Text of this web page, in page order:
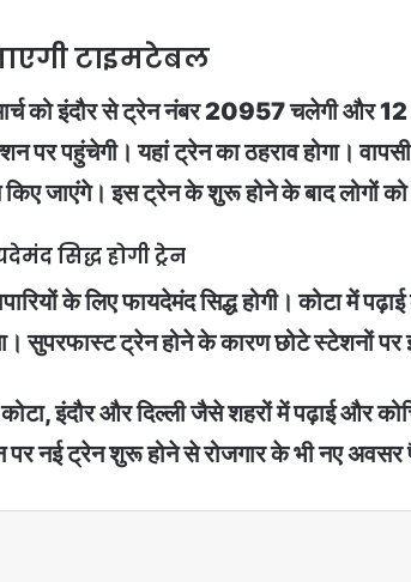
टाइमटेबल
को इंदौर से ट्रेन नंबर 20957 चलेगी और
पर पहुंचेगी। यहां ट्रेन का ठहराव होगा।
जाएंगे। इस ट्रेन के शुरू होने के बाद लोगों
सिद्ध होगी ट्रेन
के लिए फायदेमंद सिद्ध होगी। कोटा में
सुपरफास्ट ट्रेन होने के कारण छोटे स्टेशनों पर
इंदौर और दिल्ली जैसे शहरों में पढ़ाई और
नई ट्रेन शुरू होने से रोजगार के भी नए अवसर